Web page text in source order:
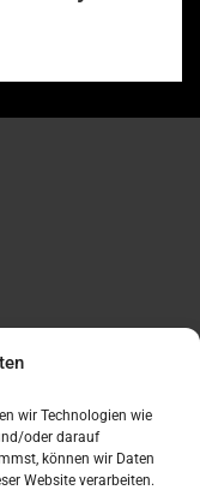
wir Technologien wie
oder darauf
können wir Daten
Website verarbeiten.